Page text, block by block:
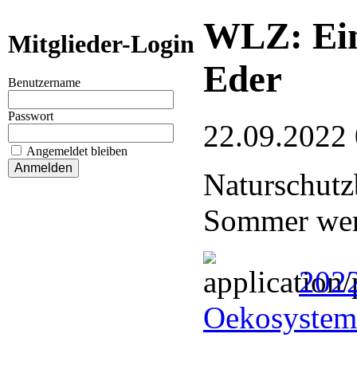
Mitglieder-Login
Benutzername
Passwort
Angemeldet bleiben
WLZ:
Eder
22.09.2022
Sommer